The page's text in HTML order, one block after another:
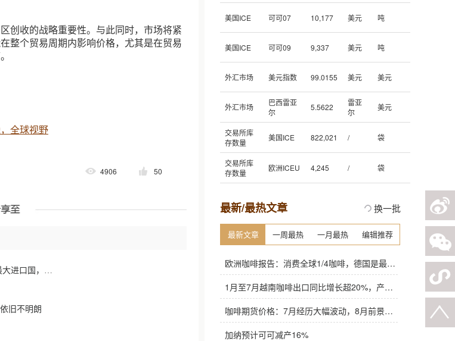
创收的战略重要性。与此同时，市场将紧
整个贸易周期内影响价格，尤其是在贸易
全球视野
4906 50
旧不明朗
美国ICE 可可07 10,177 美元 吨
美国ICE 可可09 9,337 美元 吨
外汇市场 美元指数 99.0155 美元 美元
外汇市场
巴西雷亚
尔
5.5622
雷亚
尔
美元
交易所库
存数量
美国ICE 822,021 / 袋
交易所库
存数量
欧洲ICEU 4,245 / 袋
最新/最热文章 换一批
最新文章 一周最热 一月最热 编辑推荐
欧洲咖啡报告：消费全球1/4咖啡，德国是最大进口国，意大利在烘焙咖啡生产中领先
1月至7月越南咖啡出口同比增长超20%，产量也将是过去四年来最高
咖啡期货价格：7月经历大幅波动，8月前景依旧不明朗
加纳预计可可减产16%